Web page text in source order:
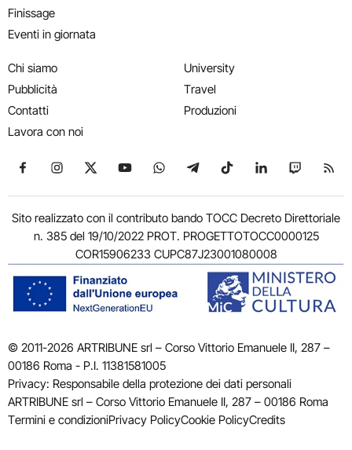
Finissage
Eventi in giornata
Chi siamo
Pubblicità
Contatti
Lavora con noi
University
Travel
Produzioni
Seguici su Facebook
Seguici su Instagram
Seguici su X
Seguici su YouTube
Seguici su WhatsApp
Seguici su Telegram
Seguici su TikTok
Seguici su
Seguici
Sito realizzato con il contributo bando TOCC Decreto Direttoriale
n. 385 del 19/10/2022 PROT. PROGETTOTOCC0000125
COR15906233 CUPC87J23001080008
© 2011-2026 ARTRIBUNE srl – Corso Vittorio Emanuele II, 287 –
00186 Roma - P.I. 11381581005
Privacy: Responsabile della protezione dei dati personali
ARTRIBUNE srl – Corso Vittorio Emanuele II, 287 – 00186 Roma
Termini e condizioniPrivacy PolicyCookie PolicyCredits